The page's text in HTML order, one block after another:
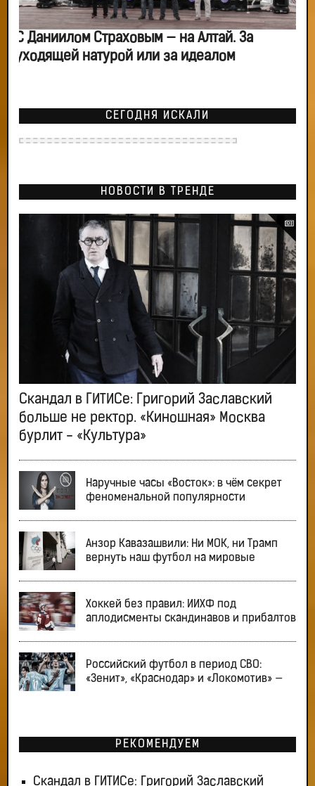
С Даниилом Страховым — на Алтай. За
уходящей натурой или за идеалом
СЕГОДНЯ ИСКАЛИ
НОВОСТИ В ТРЕНДЕ
Скандал в ГИТИСе: Григорий Заславский
больше не ректор. «Киношная» Москва
бурлит - «Культура»
Наручные часы «Восток»: в чём секрет
феноменальной популярности
Анзор Кавазашвили: Ни МОК, ни Трамп
вернуть наш футбол на мировые
Хоккей без правил: ИИХФ под
аплодисменты скандинавов и прибалтов
Российский футбол в период СВО:
«Зенит», «Краснодар» и «Локомотив» —
РЕКОМЕНДУЕМ
Скандал в ГИТИСе: Григорий Заславский